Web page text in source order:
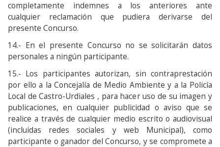
completamente indemnes a los anteriores ante
cualquier reclamación que pudiera derivarse del
presente Concurso.
14.- En el presente Concurso no se solicitarán datos
personales a ningún participante.
15.- Los participantes autorizan, sin contraprestación
por ello a la Concejalía de Medio Ambiente y a la Policía
Local de Castro-Urdiales , para hacer uso de su imagen y
publicaciones, en cualquier publicidad o aviso que se
realice a través de cualquier medio escrito o audiovisual
(incluidas redes sociales y web Municipal), como
participante o ganador del Concurso, y se compromete a